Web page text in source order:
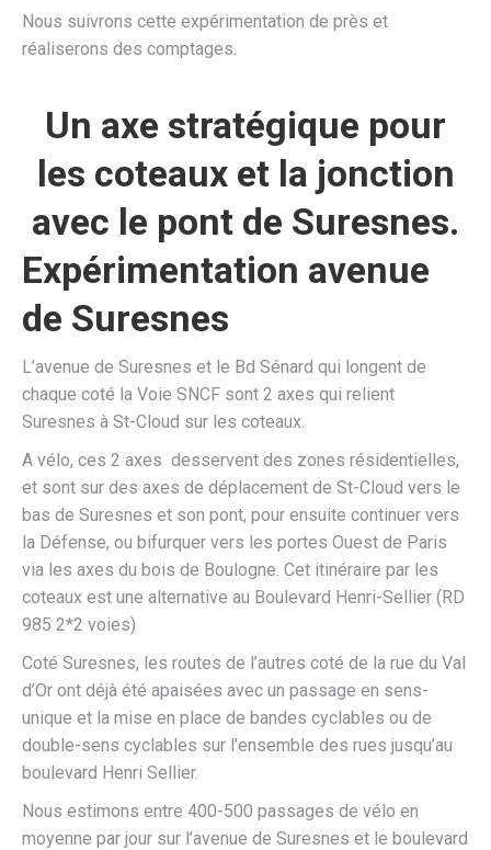
Nous suivrons cette expérimentation de près et
réaliserons des comptages.
Un axe stratégique pour
les coteaux et la jonction
avec le pont de Suresnes.
Expérimentation avenue
de Suresnes
L’avenue de Suresnes et le Bd Sénard qui longent de
chaque coté la Voie SNCF sont 2 axes qui relient
Suresnes à St-Cloud sur les coteaux.
A vélo, ces 2 axes desservent des zones résidentielles,
et sont sur des axes de déplacement de St-Cloud vers le
bas de Suresnes et son pont, pour ensuite continuer vers
la Défense, ou bifurquer vers les portes Ouest de Paris
via les axes du bois de Boulogne. Cet itinéraire par les
coteaux est une alternative au Boulevard Henri-Sellier (RD
985 2*2 voies)
Coté Suresnes, les routes de l’autres coté de la rue du Val
d’Or ont déjà été apaisées avec un passage en sens-
unique et la mise en place de bandes cyclables ou de
double-sens cyclables sur l’ensemble des rues jusqu’au
boulevard Henri Sellier.
Nous estimons entre 400-500 passages de vélo en
moyenne par jour sur l’avenue de Suresnes et le boulevard